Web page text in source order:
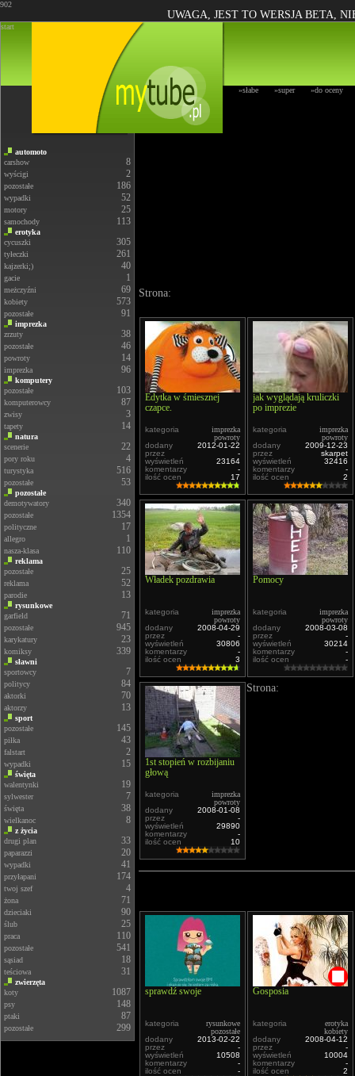
902
UWAGA, JEST TO WERSJA BETA,
start
»słabe »super »do oceny
automoto
carshow
8
wyścigi 2
pozostałe 186
wypadki 52
motory 25
samochody 113
erotyka
cycuszki
305
tyłeczki 261
kajzerki;) 40
gacie 1
meżczyźni 69
kobiety 573
pozostałe 91
imprezka
zrzuty
38
pozostałe 46
powroty 14
imprezka 96
komputery
pozostałe
103
komputerowcy 87
zwisy 3
tapety 14
natura
scenerie
22
pory roku 4
turystyka 516
pozostałe 53
pozostałe
demotywatory
340
pozostałe 1354
polityczne 17
allegro 1
nasza-klasa 110
reklama
pozostałe
25
reklama 52
parodie 13
rysunkowe
garfield
71
pozostałe 945
karykatury 23
komiksy 339
sławni
sportowcy
7
politycy 84
aktorki 70
aktorzy 13
sport
pozostałe
145
piłka 43
falstart 2
wypadki 15
święta
walentynki
19
sylwester 7
święta 38
wielkanoc 8
z życia
drugi plan
33
paparazzi 20
wypadki 41
przyłapani 174
twoj szef 4
żona 71
dzieciaki 90
ślub 25
praca 110
pozostałe 541
sąsiad 18
teściowa 31
zwierzęta
koty
1087
psy 148
ptaki 87
pozostałe 299
Strona:
Edytka w śmiesznej
czapce.
kategoria
imprezka
powroty
dodany
2012-01-22
przez
-
wyświetleń
23164
komentarzy
-
ilość ocen
17
jak wyglądają kruliczki
po imprezie
kategoria
imprezka
powroty
dodany
2009-12-23
przez
skarpet
wyświetleń
32416
komentarzy
-
ilość ocen
2
Władek pozdrawia
kategoria
imprezka
powroty
dodany
2008-04-29
przez
-
wyświetleń
30806
komentarzy
-
ilość ocen
3
Pomocy
kategoria
imprezka
powroty
dodany
2008-03-08
przez
-
wyświetleń
30214
komentarzy
-
ilość ocen
-
1st stopień w rozbijaniu
głową
kategoria
imprezka
powroty
dodany
2008-01-08
przez
-
wyświetleń
29890
komentarzy
-
ilość ocen
10
Strona:
sprawdź swoje
kategoria
rysunkowe
pozostałe
dodany
2013-02-22
przez
-
wyświetleń
10508
komentarzy
-
ilość ocen
-
Gosposia
kategoria
erotyka
kobiety
dodany
2008-04-12
przez
-
wyświetleń
10004
komentarzy
-
ilość ocen
2